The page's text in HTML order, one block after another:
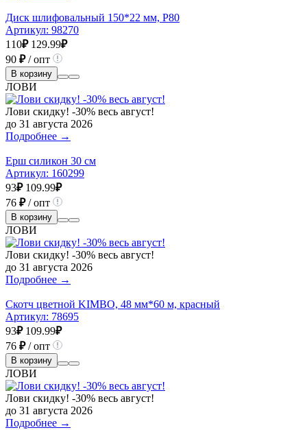
Диск шлифовальный 150*22 мм, Р80
Артикул: 98270
110₽ 129.99₽
90 ₽/ опт
В корзину
ЛОВИ
Лови скидку! -30% весь август!
до 31 августа 2026
Подробнее →
Ерш силикон 30 см
Артикул: 160299
93₽ 109.99₽
76 ₽/ опт
В корзину
ЛОВИ
Лови скидку! -30% весь август!
до 31 августа 2026
Подробнее →
Скотч цветной KIMBO, 48 мм*60 м, красный
Артикул: 78695
93₽ 109.99₽
76 ₽/ опт
В корзину
ЛОВИ
Лови скидку! -30% весь август!
до 31 августа 2026
Подробнее →